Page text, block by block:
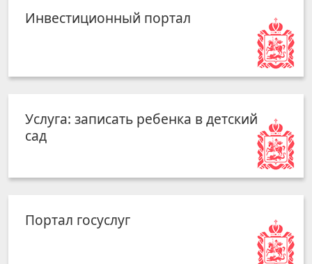
Инвестиционный портал
Услуга: записать ребенка в детский
сад
Портал госуслуг